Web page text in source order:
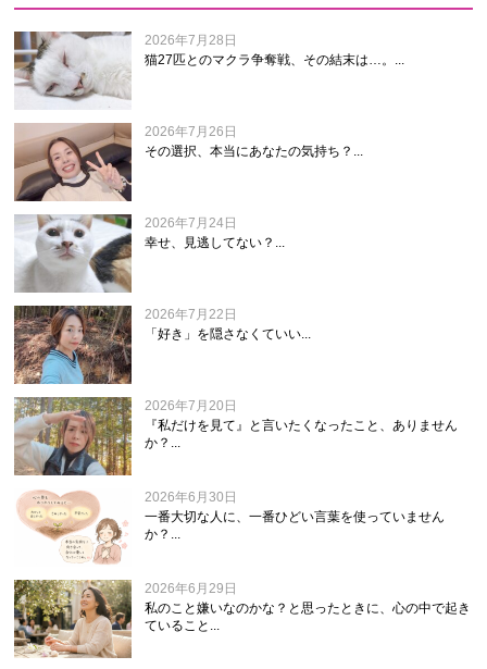
2026年7月28日
猫27匹とのマクラ争奪戦、その結末は…。...
2026年7月26日
その選択、本当にあなたの気持ち？...
2026年7月24日
幸せ、見逃してない？...
2026年7月22日
「好き」を隠さなくていい...
2026年7月20日
『私だけを見て』と言いたくなったこと、ありません
か？...
2026年6月30日
一番大切な人に、一番ひどい言葉を使っていません
か？...
2026年6月29日
私のこと嫌いなのかな？と思ったときに、心の中で起き
ていること...